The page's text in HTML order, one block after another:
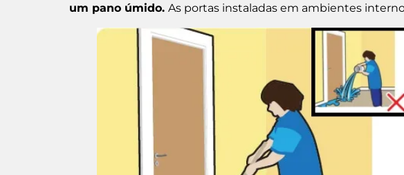
um pano úmido. As portas instaladas em ambientes